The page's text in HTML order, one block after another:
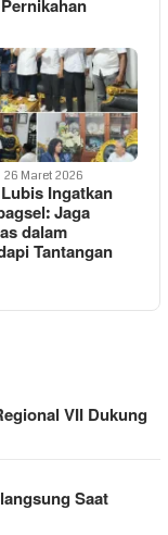
26 Maret 2026
Ingatkan
Jaga
dalam
Tantangan
VII Dukung
Saat